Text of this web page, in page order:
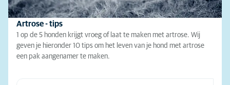
Artrose - tips
1 op de 5 honden krijgt vroeg of laat te maken met artrose. Wij
geven je hieronder 10 tips om het leven van je hond met artrose
een pak aangenamer te maken.